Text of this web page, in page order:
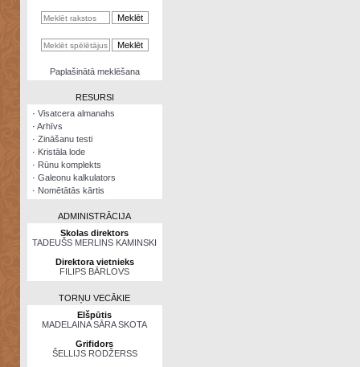
kalkulators
NomētātāsPaplašinātā meklēšana
RESURSI
· Visatcera almanahs
· Arhīvs
· Zināšanu testi
· Kristāla lode
· Rūnu komplekts
· Galeonu kalkulators
· Nomētātās kārtis
ADMINISTRĀCIJA
Skolas direktors
TADEUŠS MERLINS KAMINSKI
Direktora vietnieks
FILIPS BĀRLOVS
TORŅU VECĀKIE
Elšpūtis
MADELAINA SĀRA SKOTA
Grifidors
ŠELLIJS RODŽERSS